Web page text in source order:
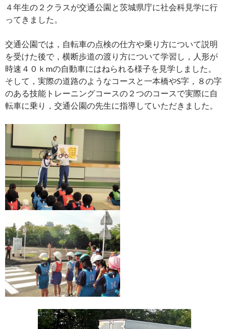
４年生の２クラスが交通公園と茨城県庁に社会科見学に行
ってきました。
交通公園では，自転車の点検の仕方や乗り方について説明
を受けた後で，横断歩道の渡り方について学習し，人形が
時速４０ｋmの自動車にはねられる様子を見学しました。
そして，実際の道路のようなコースと一本橋やS字，８の字
のある技能トレーニングコースの２つのコースで実際に自
転車に乗り，交通公園の先生に指導していただきました。